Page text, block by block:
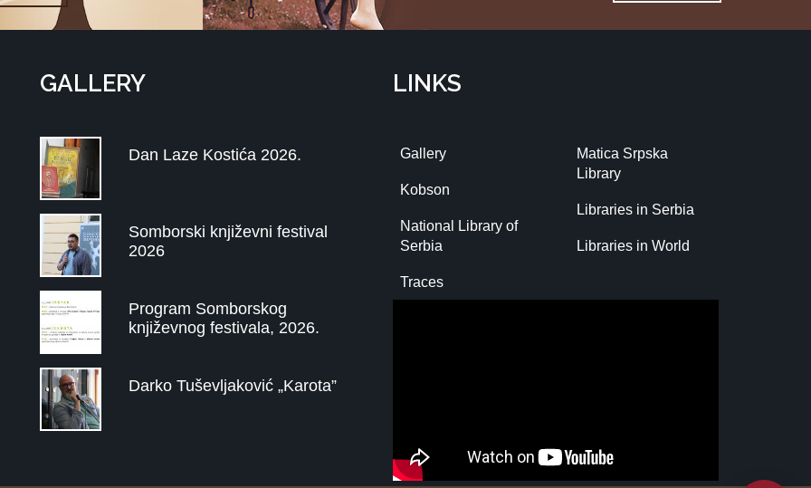
GALLERY
Dan Laze Kostića 2026.
Somborski književni festival
2026
Program Somborskog
književnog festivala, 2026.
Darko Tuševljaković „Karota”
LINKS
Gallery
Kobson
National Library of
Serbia
Traces
Matica Srpska
Library
Libraries in Serbia
Libraries in World